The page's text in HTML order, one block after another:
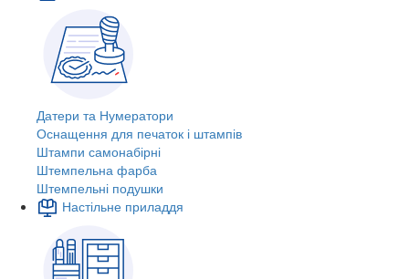
Датери та Нумератори
Оснащення для печаток і штампів
Штампи самонабірні
Штемпельна фарба
Штемпельні подушки
Настільне приладдя